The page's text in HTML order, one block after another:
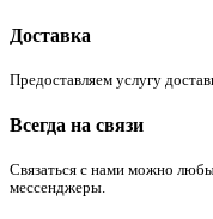
Доставка
Предоставляем услугу
Всегда на связи
Связаться с нами можно
мессенджеры.